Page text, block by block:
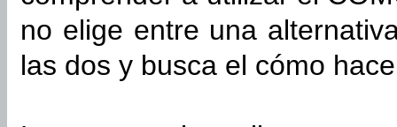
no elige entre una
las dos y busca el cómo